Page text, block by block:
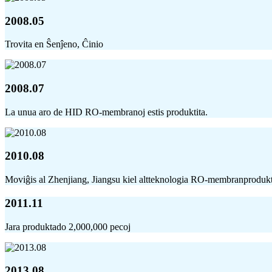
2008.05
Trovita en Ŝenĵeno, Ĉinio
2008.07
La unua aro de HID RO-membranoj estis produktita.
2010.08
Moviĝis al Zhenjiang, Jiangsu kiel altteknologia RO-
2011.11
Jara produktado 2,000,000 pecoj